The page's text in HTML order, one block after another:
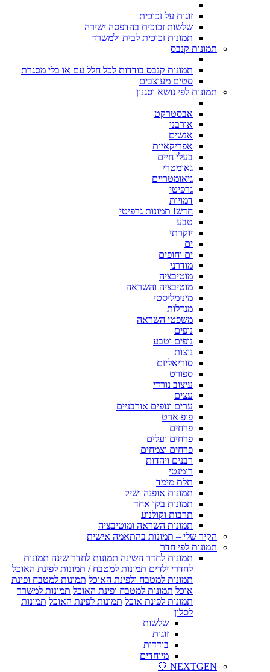
זוגות על זכוכית
שלשות זכוכית בהדפסה ישירה
תמונות זכוכית לבית ולמשרד
תמונות קנבס
תמונות קנבס בודדות לכל חלל עם או בלי מסגרת
סטים מעוצבים
תמונות לפי נושא וסגנון
אבסטרקט
אורבני
אנשים
אפריקאיות
בעלי חיים
גאומטרי
גיאומטריים
גרפיטי
דמויות
חדש! תמונות גרפיטי
טבע
יוקרתי
ים
ים וחופים
מודרני
מוטיבציה
מוטיבציה והשראה
מינימליסטי
מנדלות
משפטי השראה
נופים
נופים וטבע
נוצות
סוריאליזם
ספורט
עיצוב נורדי
עצים
ערים ונופים אורבניים
פופ ארט
פרחים
פרחים ועלים
פרחים וצמחים
רבנים ויהדות
רומנטי
תלת מימד
תמונות אופנה ושיק
תמונות בקו אחד
תרבות וקולנוע
תמונות השראה ומוטיבציה
הקיר שלי – תמונות בהתאמה אישית
תמונות לפי חדר
תמונות לחדר השינה תמונות לחדר שינה תמונות
לחדרי ילדים תמונות למטבח / תמונות לפינת האוכל
תמונות למטבח ולפינת האוכל תמונות למטבח ופינת
אוכל תמונות למטבח ופינת האוכל תמונות למשרד
תמונות לפינת אוכל תמונות לפינת האוכל תמונות
לסלון
שלשות
זוגות
בודדות
מיוחדים
NEXTGEN 🤍